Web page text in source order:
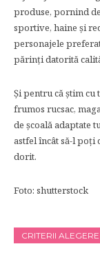
produse, pornind
sportive, haine și
personajele
părinți datorită
Și pentru că știm
frumos rucsac,
de școală adaptate
astfel încât să-l poți
dorit.
Foto: shutterstock
CRITERII